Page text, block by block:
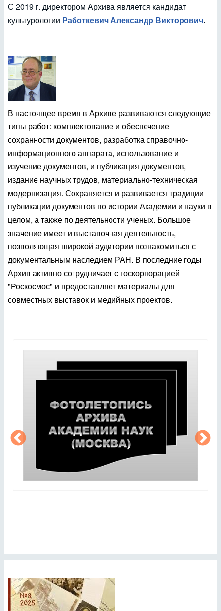
С 2019 г. директором Архива является кандидат
культурологии Работкевич Александр Викторович.
В настоящее время в Архиве развиваются следующие
типы работ: комплектование и обеспечение
сохранности документов, разработка справочно-
информационного аппарата, использование и
изучение документов, и публикация документов,
издание научных трудов, материально-техническая
модернизация. Сохраняется и развивается традиции
публикации документов по истории Академии и науки в
целом, а также по деятельности ученых. Большое
значение имеет и выставочная деятельность,
позволяющая широкой аудитории познакомиться с
документальным наследием РАН. В последние годы
Архив активно сотрудничает с госкорпорацией
"Роскосмос" и предоставляет материалы для
совместных выставок и медийных проектов.